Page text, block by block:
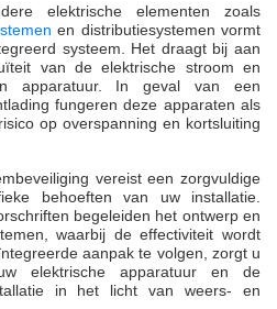
elektrische elementen zoals
en distributiesystemen vormt
systeem. Het draagt bij aan
van de elektrische stroom en
apparatuur. In geval van een
fungeren deze apparaten als
op overspanning en kortsluiting
vereist een zorgvuldige
behoeften van uw installatie.
begeleiden het ontwerp en
waarbij de effectiviteit wordt
aanpak te volgen, zorgt u
elektrische apparatuur en de
in het licht van weers- en